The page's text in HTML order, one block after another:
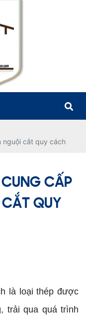
nguội cắt quy cách
CẤP
QUY
là loại thép được
trải qua quá trình